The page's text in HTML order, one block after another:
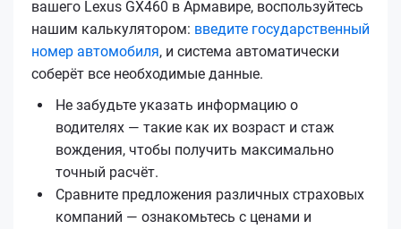
вашего Lexus GX460 в Армавире, воспользуйтесь
нашим калькулятором: введите государственный
номер автомобиля, и система автоматически
соберёт все необходимые данные.
Не забудьте указать информацию о
водителях — такие как их возраст и стаж
вождения, чтобы получить максимально
точный расчёт.
Сравните предложения различных страховых
компаний — ознакомьтесь с ценами и